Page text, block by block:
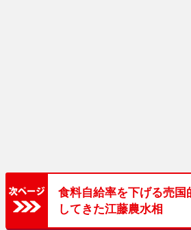
食料自給率を下げる売国
してきた江藤農水相